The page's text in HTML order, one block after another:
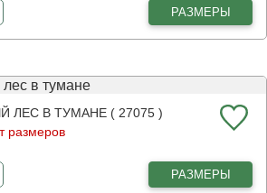
РАЗМЕРЫ
В ТУМАНЕ ( 27075 )
размеров
РАЗМЕРЫ